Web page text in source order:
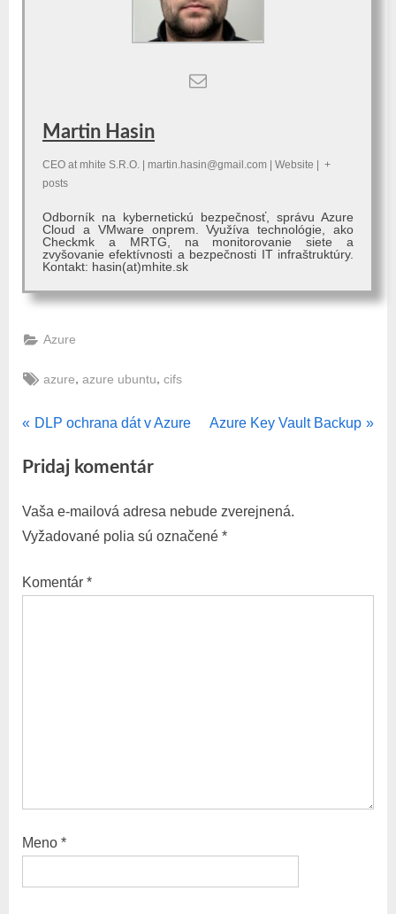
Martin Hasin
CEO at mhite S.R.O. martin.hasin@gmail.com Website
+
posts
Odborník na kybernetickú bezpečnosť, správu Azure
Cloud a VMware onprem. Využíva technológie, ako
Checkmk a MRTG, na monitorovanie siete a
zvyšovanie efektívnosti a bezpečnosti IT infraštruktúry.
Kontakt: hasin(at)mhite.sk
Azure
Tags:
azure ,azure ubuntu ,cifs
Navigácia
v
článku
P
e
i
o
s
DLP ochrana dát v Azure
N
P
o
t
Azure Key Vault Backup
Pridaj komentár
Vaša e-mailová adresa nebude zverejnená.
Vyžadované polia sú označené *
Komentár *
Meno *